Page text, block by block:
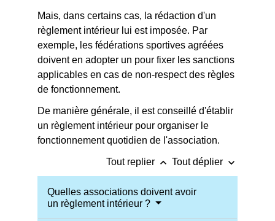
Mais, dans certains cas, la rédaction d'un
règlement intérieur lui est imposée. Par
exemple, les fédérations sportives agréées
doivent en adopter un pour fixer les sanctions
applicables en cas de non-respect des règles
de fonctionnement.
De manière générale, il est conseillé d'établir
un règlement intérieur pour organiser le
fonctionnement quotidien de l'association.
Tout replier keyboard_arrow_up Tout déplier keyboard_arrow_down
Quelles associations doivent avoir
un règlement intérieur ?